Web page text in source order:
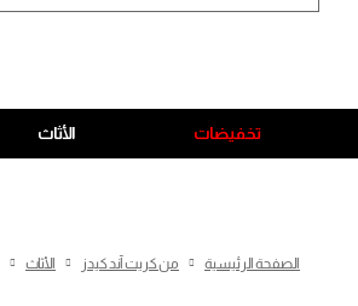
تخفيضات الأثاث
الصفحة الرئيسية من كريت آند كيدز الأثاث